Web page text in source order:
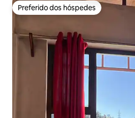
Preferido dos hóspedes
Preferido dos hóspedes